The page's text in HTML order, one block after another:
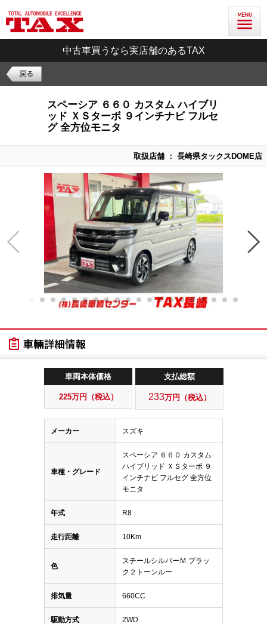
中古車買うなら実店舗のあるTAX
スペーシア ６６０ カスタム ハイブリ
ッド ＸＳターボ ９インチナビ フルセ
グ 全方位モニタ
取扱店舗 ： 長崎県タックスDOME店
車両本体価格
225万円（税込）
支払総額
233万円（税込）
メーカー スズキ
車種・グレード
スペーシア ６６０ カスタム
ハイブリッド ＸＳターボ ９
インチナビ フルセグ 全方位
モニタ
年式 R8
走行距離 10Km
色
スチールシルバーＭ ブラッ
ク２トーンルー
排気量 660CC
駆動方式 2WD